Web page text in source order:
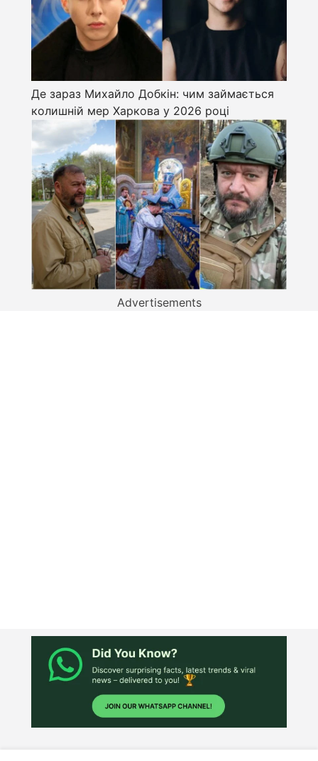
Де зараз Михайло Добкін: чим займається
колишній мер Харкова у 2026 році
Advertisements